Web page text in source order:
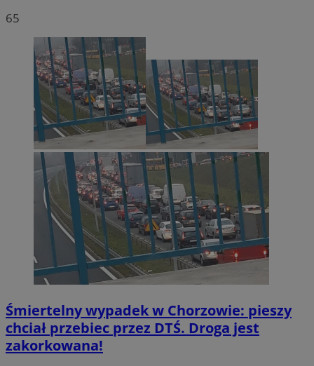
65
Śmiertelny wypadek w Chorzowie: pieszy
chciał przebiec przez DTŚ. Droga jest
zakorkowana!